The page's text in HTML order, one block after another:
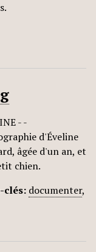
- -
d'Éveline
âgée d'un an, et
chien.
clés: documenter,